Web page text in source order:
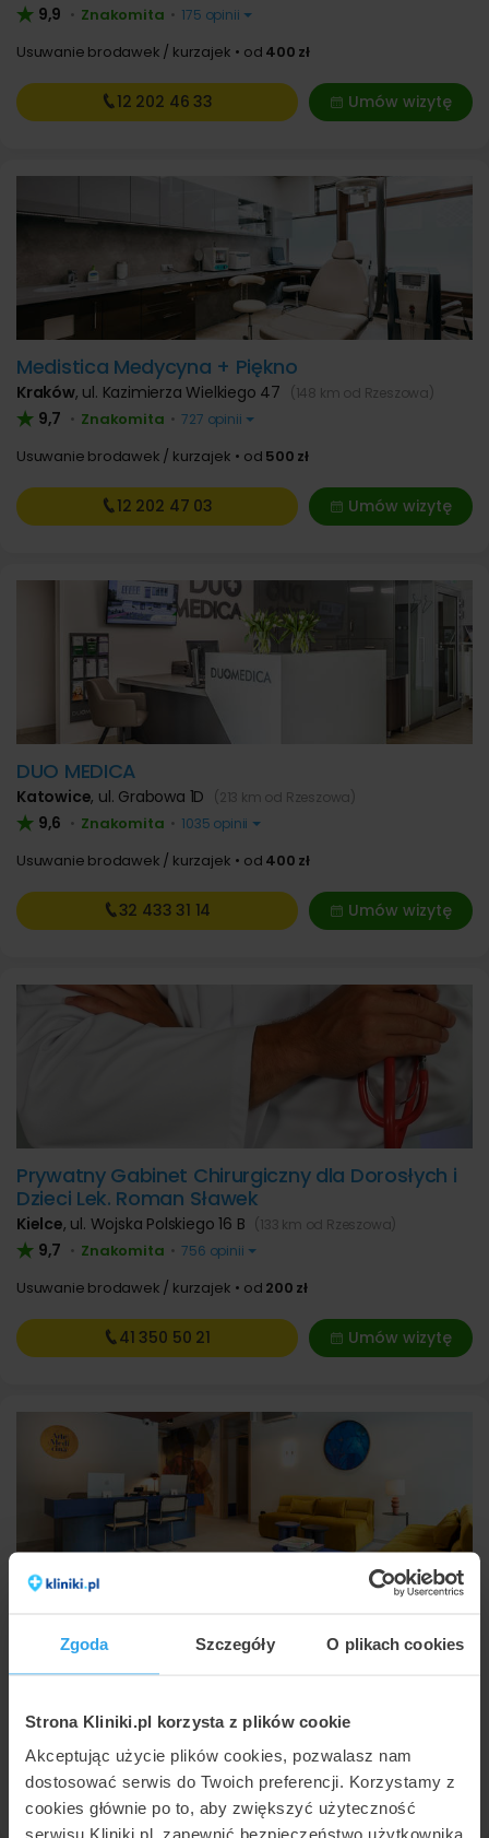
Zgoda Szczegóły O plikach cookies
Strona Kliniki.pl korzysta z plików cookie
Akceptując użycie plików cookies, pozwalasz nam
dostosować serwis do Twoich preferencji. Korzystamy z
cookies głównie po to, aby zwiększyć użyteczność
serwisu Kliniki.pl, zapewnić bezpieczeństwo użytkownika
9,9 • Znakomita • 175 opinii
Usuwanie brodawek / kurzajek od 400 zł
Umów wizytę
12 202 46 33
Medistica Medycyna + Piękno
Kraków, ul. Kazimierza Wielkiego 47 (148 km od Rzeszowa)
9,7 • Znakomita • 727 opinii
Usuwanie brodawek / kurzajek od 500 zł
Umów wizytę
12 202 47 03
DUO MEDICA
Katowice, ul. Grabowa 1D (213 km od Rzeszowa)
9,6 • Znakomita • 1035 opinii
Usuwanie brodawek / kurzajek od 400 zł
Umów wizytę
32 433 31 14
Prywatny Gabinet Chirurgiczny dla Dorosłych i
Dzieci Lek. Roman Sławek
Kielce, ul. Wojska Polskiego 16 B (133 km od Rzeszowa)
9,7 • Znakomita • 756 opinii
Usuwanie brodawek / kurzajek od 200 zł
Umów wizytę
41 350 50 21
(148 km od Rzeszowa)
Usuwanie brodawek / kurzajek
Umów wizytę
12 20246 00